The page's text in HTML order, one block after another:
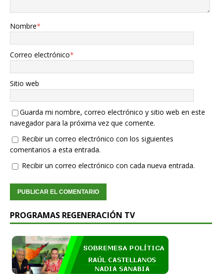
Nombre*
Correo electrónico*
Sitio web
Guarda mi nombre, correo electrónico y sitio web en este
navegador para la próxima vez que comente.
Recibir un correo electrónico con los siguientes
comentarios a esta entrada.
Recibir un correo electrónico con cada nueva entrada.
PROGRAMAS REGENERACIÓN TV